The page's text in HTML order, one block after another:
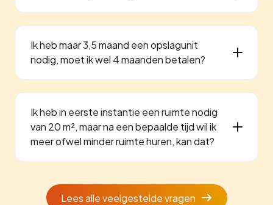
Ik heb maar 3,5 maand een opslagunit
nodig, moet ik wel 4 maanden betalen?
Ik heb in eerste instantie een ruimte nodig
van 20 m², maar na een bepaalde tijd wil ik
meer ofwel minder ruimte huren, kan dat?
Lees alle veelgestelde vragen